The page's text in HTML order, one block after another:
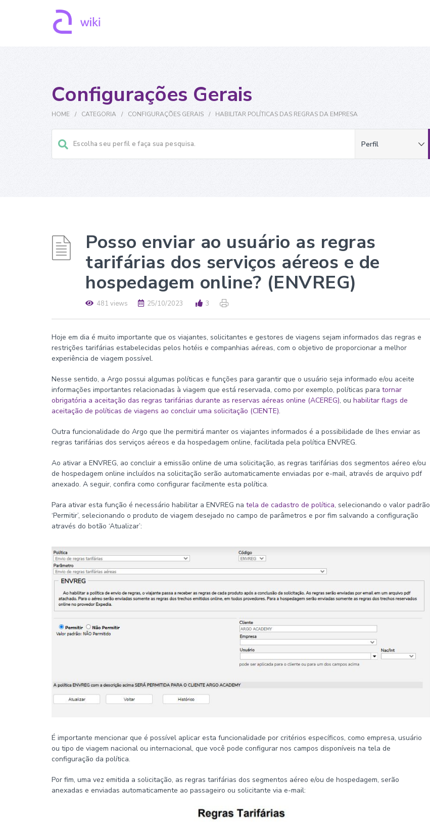
Configurações Gerais
HOME / CATEGORIA / CONFIGURAÇÕES GERAIS / HABILITAR POLÍTICAS DAS REGRAS DA EMPRESA
Posso enviar ao usuário as regras
tarifárias dos serviços aéreos e de
hospedagem online? (ENVREG)
481 views 25/10/2023 3
Hoje em dia é muito importante que os viajantes, solicitantes e gestores de viagens sejam informados das regras e
restrições tarifárias estabelecidas pelos hotéis e companhias aéreas, com o objetivo de proporcionar a melhor
experiência de viagem possível.
Nesse sentido, a Argo possui algumas políticas e funções para garantir que o usuário seja informado e/ou aceite
informações importantes relacionadas à viagem que está reservada, como por exemplo, políticas para tornar
obrigatória a aceitação das regras tarifárias durante as reservas aéreas online (ACEREG), ou habilitar flags de
aceitação de políticas de viagens ao concluir uma solicitação (CIENTE).
Outra funcionalidade do Argo que lhe permitirá manter os viajantes informados é a possibilidade de lhes enviar as
regras tarifárias dos serviços aéreos e da hospedagem online, facilitada pela política ENVREG.
Ao ativar a ENVREG, ao concluir a emissão online de uma solicitação, as regras tarifárias dos segmentos aéreo e/ou
de hospedagem online incluídos na solicitação serão automaticamente enviadas por e-mail, através de arquivo pdf
anexado. A seguir, confira como configurar facilmente esta política.
Para ativar esta função é necessário habilitar a ENVREG na tela de cadastro de política, selecionando o valor padrão
‘Permitir’, selecionando o produto de viagem desejado no campo de parâmetros e por fim salvando a configuração
através do botão ‘Atualizar’:
É importante mencionar que é possível aplicar esta funcionalidade por critérios específicos, como empresa, usuário
ou tipo de viagem nacional ou internacional, que você pode configurar nos campos disponíveis na tela de
configuração da política.
Por fim, uma vez emitida a solicitação, as regras tarifárias dos segmentos aéreo e/ou de hospedagem, serão
anexadas e enviadas automaticamente ao passageiro ou solicitante via e-mail: